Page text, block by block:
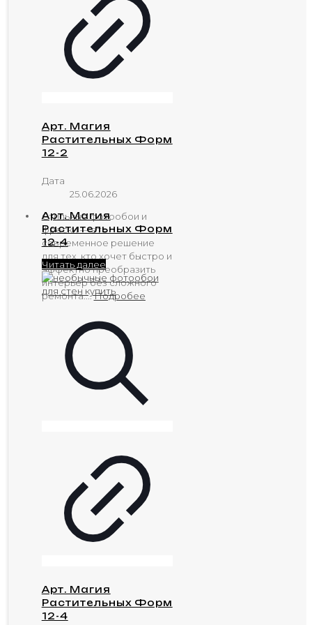
Арт. Магия
Растительных Форм
12-2
Дата
25.06.2026
Стильные фотообои и
фрески — это
современное решение
для тех, кто хочет быстро и
эффектно преобразить
интерьер без сложного
ремонта....Подробее
Арт. Магия
Растительных Форм
12-4
Читать далее
Арт. Магия
Растительных Форм
12-4